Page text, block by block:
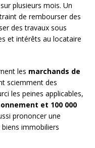
plusieurs mois. Un
de rembourser des
des travaux sous
et intérêts au locataire
les marchands de
sciemment des
les peines applicables,
et 100 000
prononcer une
immobiliers